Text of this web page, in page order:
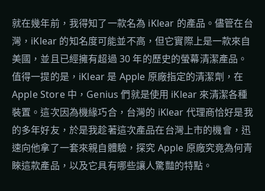
就在幾年前，我得知了一款名為 iKlear 的產品。儘管在台
灣，iKlear 的知名度可能並不高，但它實際上是一款來自
美國，並且已經擁有超過 30 年的歷史的螢幕清潔產品。
值得一提的是，iKlear 是 Apple 原廠指定的清潔劑，在
Apple Store 中，Genius 們就是使用 iKlear 來清潔各種
裝置。這次因為機緣巧合，台灣的 iKlear 代理商恰好是我
的多年好友，於是我趁著這次產品在台灣上市的機會，迅
速向他拿了一套來親自體驗，探究 Apple 原廠究竟為何青
睞這款產品，以及它具有哪些讓人驚豔的特點。